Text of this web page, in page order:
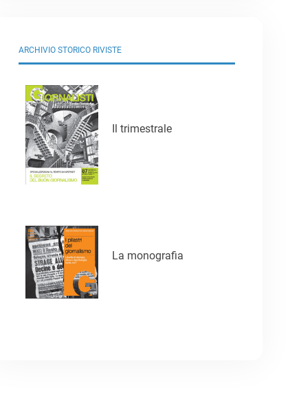
ARCHIVIO STORICO RIVISTE
Il trimestrale
La monografia